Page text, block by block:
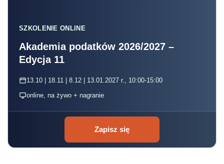
SZKOLENIE ONLINE
Akademia podatków 2026/2027 –
Edycja 11
13.10 | 18.11 | 8.12 | 13.01.2027 r., 10:00-15:00
online, na żywo + nagranie
Zapisz się